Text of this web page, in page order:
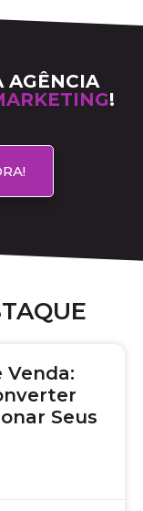
AGÊNCIA
!
Venda:
Seus